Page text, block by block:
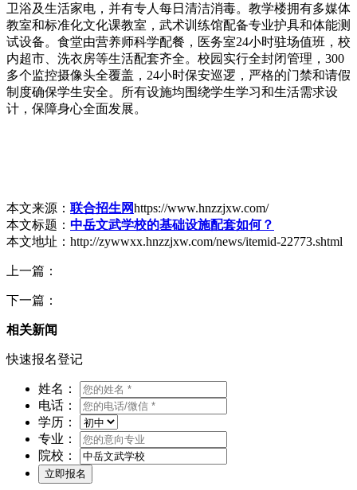
卫浴及生活家电，并有专人每日清洁消毒。教学楼拥有多媒体
教室和标准化文化课教室，武术训练馆配备专业护具和体能测
试设备。食堂由营养师科学配餐，医务室24小时驻场值班，校
内超市、洗衣房等生活配套齐全。校园实行全封闭管理，300
多个监控摄像头全覆盖，24小时保安巡逻，严格的门禁和请假
制度确保学生安全。所有设施均围绕学生学习和生活需求设
计，保障身心全面发展。
本文来源： 联合招生网https://www.hnzzjxw.com/
本文标题： 中岳文武学校的基础设施配套如何？
本文地址：http://zywwxx.hnzzjxw.com/news/itemid-22773.shtml
上一篇：
下一篇：
相关新闻
快速报名登记
姓名：
电话：
学历：
专业：
院校：